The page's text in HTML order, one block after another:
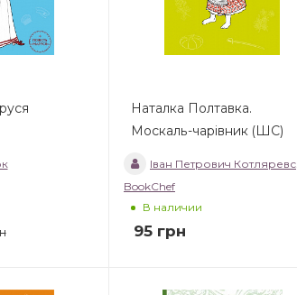
Наталка Полтавка.
Москаль-чарівник (ШС)
Іван Петрович Котляревський
BookChef
В наличии
95 грн